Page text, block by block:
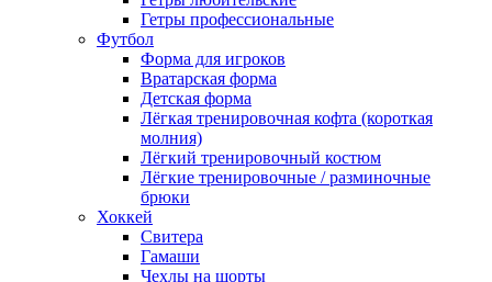
Гетры профессиональные
Футбол
Форма для игроков
Вратарская форма
Детская форма
Лёгкая тренировочная кофта (короткая
молния)
Лёгкий тренировочный костюм
Лёгкие тренировочные / разминочные
брюки
Хоккей
Свитера
Гамаши
Чехлы на шорты